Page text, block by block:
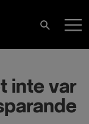
Sök
inte var